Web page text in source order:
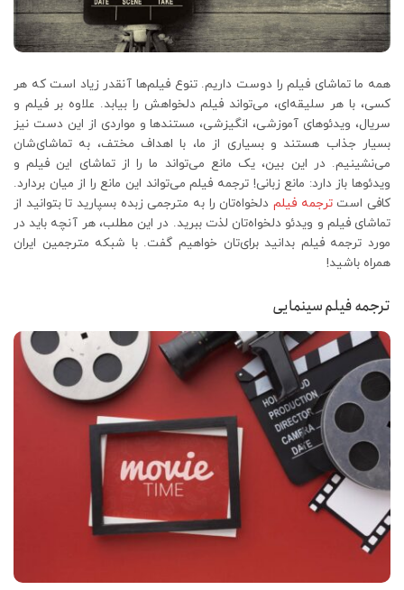
همه ما تماشای فیلم را دوست داریم. تنوع فیلم‌ها آنقدر زیاد است که هر
کسی، با هر سلیقه‌ای، می‌تواند فیلم دلخواهش را بیابد. علاوه بر فیلم و
سریال، ویدئوهای آموزشی، انگیزشی، مستندها و مواردی از این دست نیز
بسیار جذاب هستند و بسیاری از ما، با اهداف مختف، به تماشای‌شان
می‌نشینیم. در این بین، یک مانع می‌تواند ما را از تماشای این فیلم و
ویدئوها باز دارد: مانع زبانی! ترجمه فیلم می‌تواند این مانع را از میان بردارد.
کافی استترجمه فیلم دلخواه‌تان را به مترجمی زبده بسپارید تا بتوانید از
تماشای فیلم و ویدئو دلخواه‌تان لذت ببرید. در این مطلب، هر آنچه باید در
مورد ترجمه فیلم بدانید برای‌تان خواهیم گفت. با شبکه مترجمین ایران
همراه باشید!
ترجمه فیلم سینمایی